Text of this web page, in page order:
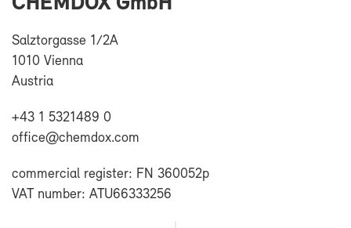
Salz­tor­gasse 1/2A
1010 Vien­na
Aus­tria
+43 1 5321489 0
of­fice@chem­dox.com
com­mer­cial re­gis­ter: FN 360052p
VAT num­ber: ATU66333256